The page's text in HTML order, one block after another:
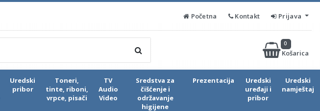
Početna Kontakt Prijava
Košarica
0
Uredski
pribor
Toneri,
tinte, riboni,
vrpce, pisači
TV
Audio
Video
Sredstva za
čišćenje i
održavanje
higijene
Prezentacija
Uredski
uređaji i
pribor
Uredski
namještaj